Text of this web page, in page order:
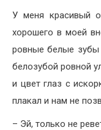
У меня красивый
хорошего в моей
ровные белые зубы
белозубой ровной
и цвет глаз с
плакал и нам не
– Эй, только не